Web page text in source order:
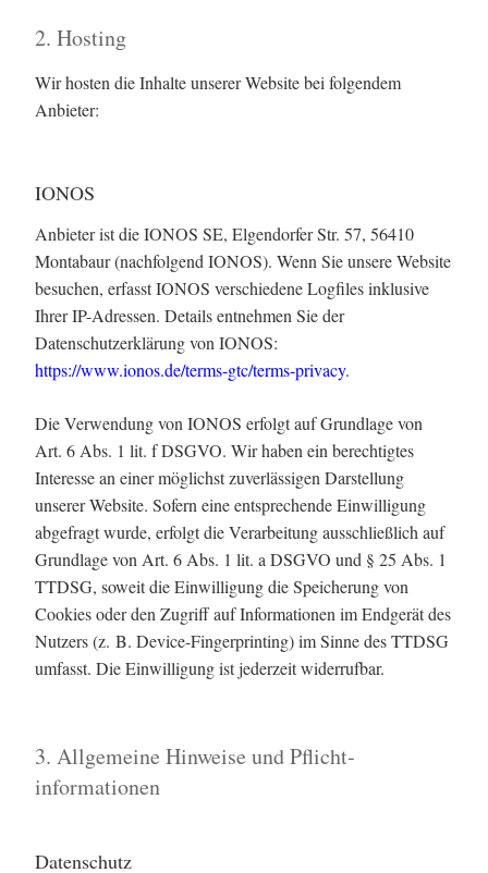
2. Hosting
Wir hosten die Inhalte unserer Website bei folgendem
Anbieter:
IONOS
Anbieter ist die IONOS SE, Elgendorfer Str. 57, 56410
Montabaur (nachfolgend IONOS). Wenn Sie unsere Website
besuchen, erfasst IONOS verschiedene Logfiles inklusive
Ihrer IP-Adressen. Details entnehmen Sie der
Datenschutzerklärung von IONOS:
https://www.ionos.de/terms-gtc/terms-privacy.
Die Verwendung von IONOS erfolgt auf Grundlage von
Art. 6 Abs. 1 lit. f DSGVO. Wir haben ein berechtigtes
Interesse an einer möglichst zuverlässigen Darstellung
unserer Website. Sofern eine entsprechende Einwilligung
abgefragt wurde, erfolgt die Verarbeitung ausschließlich auf
Grundlage von Art. 6 Abs. 1 lit. a DSGVO und § 25 Abs. 1
TTDSG, soweit die Einwilligung die Speicherung von
Cookies oder den Zugriff auf Informationen im Endgerät des
Nutzers (z. B. Device-Fingerprinting) im Sinne des TTDSG
umfasst. Die Einwilligung ist jederzeit widerrufbar.
3. Allgemeine Hinweise und Pflicht­
informationen
Datenschutz